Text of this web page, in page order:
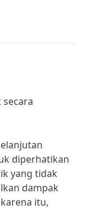
diperhatikan
yang tidak
dampak
itu,